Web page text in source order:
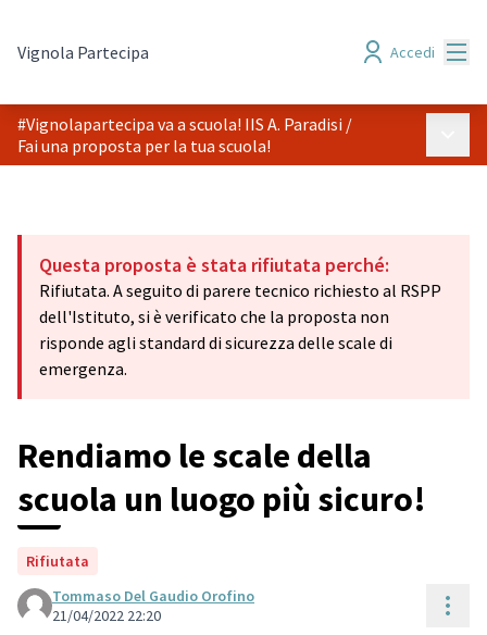
Vignola Partecipa Accedi
#Vignolapartecipa va a scuola! IIS A. Paradisi /
Fai una proposta per la tua scuola!
Questa proposta è stata rifiutata perché:
Rifiutata. A seguito di parere tecnico richiesto al RSPP
dell'Istituto, si è verificato che la proposta non
risponde agli standard di sicurezza delle scale di
emergenza.
Rendiamo le scale della
scuola un luogo più sicuro!
Rifiutata
Tommaso Del Gaudio Orofino
21/04/2022 22:20